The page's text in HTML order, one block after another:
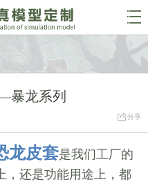

暴龙系列
分享
龙皮套是我们工厂的
，还是功能用途上，都